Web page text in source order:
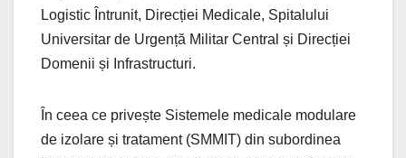
Logistic Întrunit, Direcției Medicale, Spitalului
Universitar de Urgență Militar Central și Direcției
Domenii și Infrastructuri.
În ceea ce privește Sistemele medicale modulare
de izolare și tratament (SMMIT) din subordinea